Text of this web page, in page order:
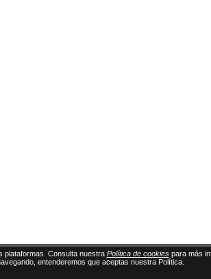
plataformas. Consulta nuestra Política de cookiespara más
entenderemos que aceptas nuestra Política.